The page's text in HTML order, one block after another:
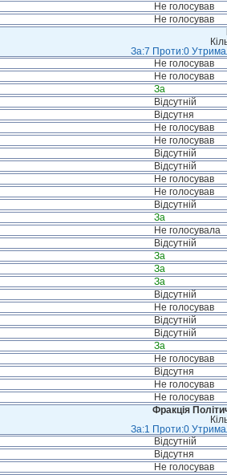
Не голосував
Не голосував
За:7 Проти:0
Не голосував
Не голосував
За
Відсутній
Відсутня
Не голосував
Не голосував
Відсутній
Відсутній
Не голосував
Не голосував
Відсутній
За
Не голосувала
Відсутній
За
За
За
Відсутній
Не голосував
Відсутній
Відсутній
За
Не голосував
Відсутня
Не голосував
Не голосував
Фракція
За:1 Проти:0
Відсутній
Відсутня
Не голосував